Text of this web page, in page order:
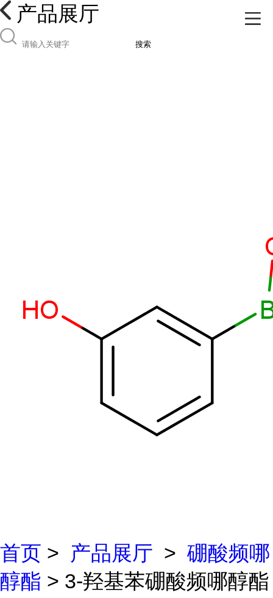
产品展厅
搜索
首页 > 产品展厅 > 硼酸频哪
醇酯 > 3-羟基苯硼酸频哪醇酯